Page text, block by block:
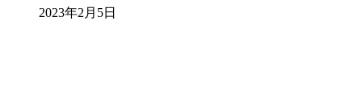
2023年2月5日